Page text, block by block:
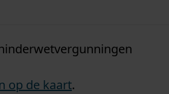
op de kaart.